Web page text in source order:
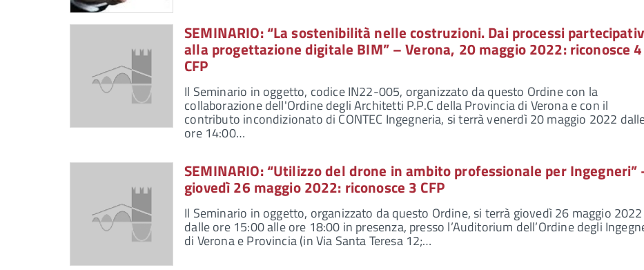
SEMINARIO: “La sostenibilità nelle costruzioni. Dai processi
alla progettazione digitale BIM” – Verona, 20 maggio 2022: riconosce 4
CFP
Il Seminario in oggetto, codice IN22-005, organizzato da questo Ordine con la
collaborazione dell'Ordine degli Architetti P.P.C della Provincia di Verona e con il
contributo incondizionato di CONTEC Ingegneria, si terrà venerdì 20 maggio 2022
ore 14:00…
SEMINARIO: “Utilizzo del drone in ambito professionale per Ingegneri”
giovedì 26 maggio 2022: riconosce 3 CFP
Il Seminario in oggetto, organizzato da questo Ordine, si terrà giovedì 26 maggio 2022
dalle ore 15:00 alle ore 18:00 in presenza, presso l’Auditorium dell’Ordine degli
di Verona e Provincia (in Via Santa Teresa 12;…